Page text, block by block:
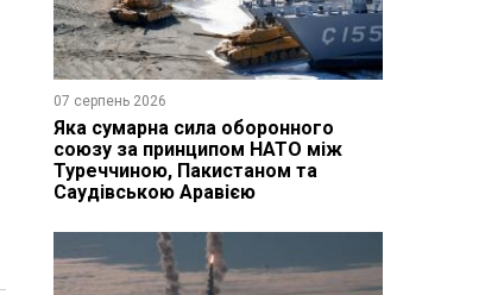
07 серпень 2026
Яка сумарна сила оборонного
союзу за принципом НАТО між
Туреччиною, Пакистаном та
Саудівською Аравією